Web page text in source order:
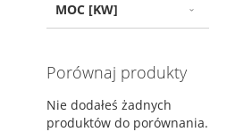
MOC [KW]
Porównaj produkty
Nie dodałeś żadnych
produktów do porównania.